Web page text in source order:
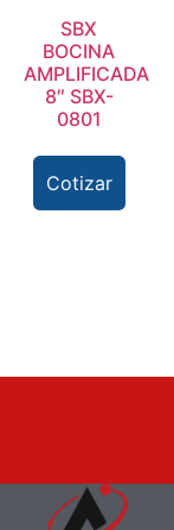
SBX
BOCINA
AMPLIFICADA
8″ SBX-
0801
Cotizar